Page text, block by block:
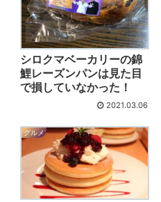
シロクマベーカリーの錦
鯉レーズンパンは見た目
で損していなかった！
2021.03.06
グルメ